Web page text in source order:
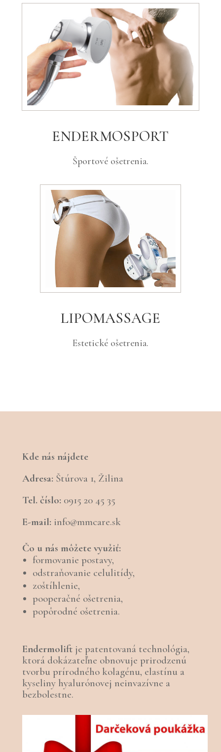
ENDERMOSPORT
Športové ošetrenia.
LIPOMASSAGE
Estetické ošetrenia.
Kde nás nájdete
Adresa:Štúrova 1, Žilina
Tel. číslo: 0915 20 45 35
E-mail: info@mmcare.sk
Čo u nás môžete využiť:
formovanie postavy,
odstraňovanie celulitídy,
zoštíhlenie,
pooperačné ošetrenia,
popôrodné ošetrenia.
Endermoliftje patentovaná technológia,
ktorá dokázateľne obnovuje prirodzenú
tvorbu prírodného kolagénu, elastínu a
kyseliny hyalurónovej neinvazívne a
bezbolestne.